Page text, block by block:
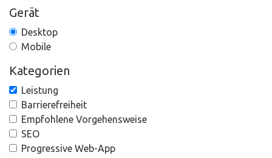
Gerät
Desktop
Mobile
Kategorien
Leistung
Barrierefreiheit
Empfohlene Vorgehensweise
SEO
Progressive Web-App